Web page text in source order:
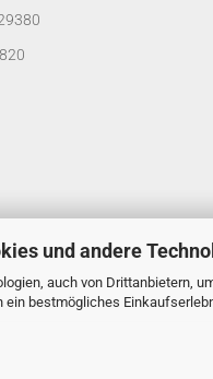
und andere
auch von Drittanbietern,
bestmögliches